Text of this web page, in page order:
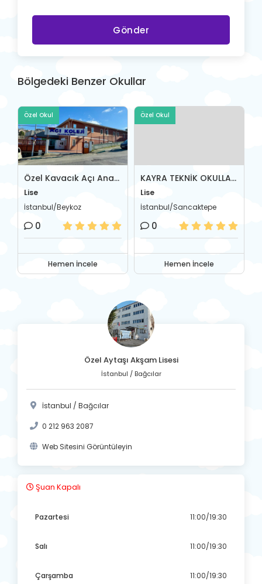
Gönder
Bölgedeki Benzer Okullar
Özel Okul
Özel Kavacık Açı Anadolu Lisesi
Lise
İstanbul/Beykoz
0
Hemen İncele
Özel Okul
KAYRA TEKNİK OKULLARI/ÖZEL SANCAKTEPE MESLEKİ VE TEKNİK ANADOLU LİSESİ
Lise
İstanbul/Sancaktepe
0
Hemen İncele
Özel Aytaşı Akşam Lisesi
İstanbul / Bağcılar
İstanbul / Bağcılar
0 212 963 2087
Web Sitesini Görüntüleyin
Şuan Kapalı
Pazartesi 11:00/19:30
Salı 11:00/19:30
Çarşamba 11:00/19:30